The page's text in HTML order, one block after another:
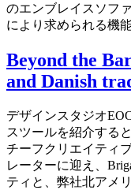
のエンブレイスソフ
により求められる機
Beyond the
and Danish
デザインスタジオ
スツールを紹介する
チーフクリエイティ
レーターに迎え、
ティと、弊社北アメ